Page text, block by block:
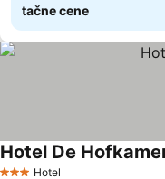
tačne cene
Hotel
Hotel De